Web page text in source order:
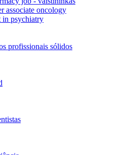
associate oncology
in psychiatry
profissionais sólidos